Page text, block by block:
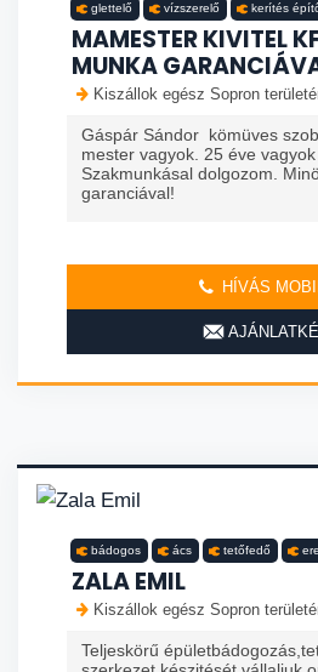
glettelő vízszerelő kerítés
MAMESTER KIVITEL
MUNKA
Kiszállok egész Sopron
Gáspár Sándor kömüves
mester vagyok. 25 éve
Szakmunkásal dolgozom.
garanciával!
HÍVÁS
bádogos ács tetőfedő
ZALA EMIL
Kiszállok egész Sopron
Teljeskörű